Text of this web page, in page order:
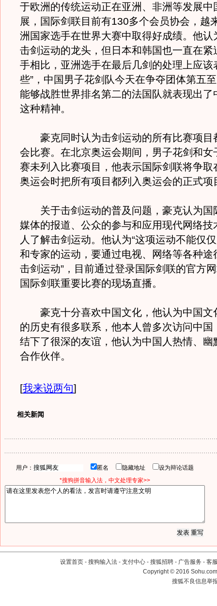
于欧洲的传统运动正在亚洲、非洲等发展中
展，国际剑联目前有130多个会员协会，越
洲国家选手在世界大赛中取得好成绩。他认
击剑运动的龙头，但日本和韩国也一直在紧
手相比，亚洲选手在最后几剑的处理上应该
些”，中国男子花剑队今天在争夺团体第五
能够战胜世界排名第二的法国队就表现出了
这种精神。
豪克同时认为击剑运动的所有比赛项目
会比赛。在北京奥运会期间，男子花剑和女
赛未列入比赛项目，他表示国际剑联将争
奥运会时把所有项目都列入奥运会的正式项
关于击剑运动的普及问题，豪克认为国
媒体的报道、公众的参与和应用现代网络技
人了解击剑运动。他认为“这项运动不能仅
和专家的运动，要通过电视、网络等各种途
击剑运动”，目前通过登录国际剑联的官方
国际剑联重要比赛的现场直播。
豪克十分喜欢中国文化，他认为中国文
的历史有很多联系，他本人曾多次访问中国
结下了很深的友谊，他认为中国人热情、幽
合作伙伴。
[我来说两句]
相关新闻
用户： 匿名 隐藏地址
设为辩论话题
*搜狗拼音输入法，中文处理专家>>
设置首页 - 搜狗输入法 - 支付中心 - 搜狐招聘 - 广告服务 - 客
Copyright©2016
搜狐不良信息举